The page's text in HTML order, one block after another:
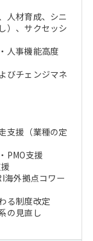
人材育成、シニ
）、サクセッシ
人事機能高度
びチェンジマネ
支援（業種の定
PMO支援
海外拠点コワー
る制度改定
の見直し